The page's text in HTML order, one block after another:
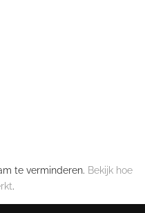
te verminderen. Bekijk hoe
.